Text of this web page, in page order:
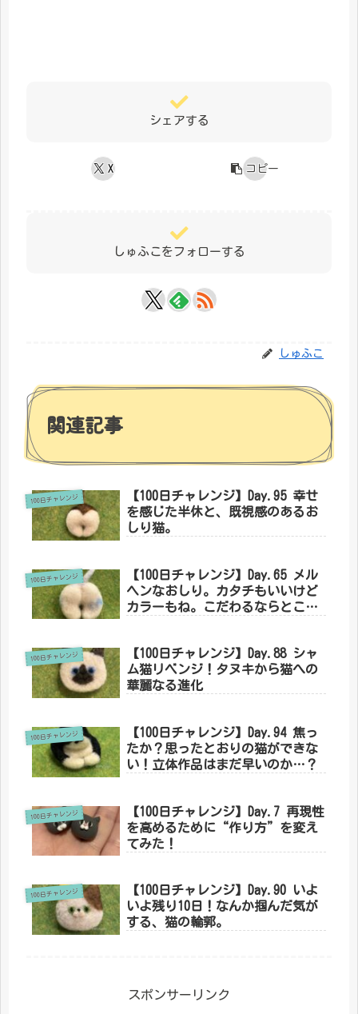
シェアする
X コピー
しゅふこをフォローする
しゅふこ
関連記事
100日チャレンジ
【100日チャレンジ】Day.95 幸せ
を感じた半休と、既視感のあるお
しり猫。
100日チャレンジ
【100日チャレンジ】Day.65 メル
ヘンなおしり。カタチもいいけど
カラーもね。こだわるならとこと
100日チャレンジ
【100日チャレンジ】Day.88 シャ
ム猫リベンジ！タヌキから猫への
華麗なる進化
100日チャレンジ
【100日チャレンジ】Day.94 焦っ
たか？思ったとおりの猫ができな
い！立体作品はまだ早いのか…？
100日チャレンジ
【100日チャレンジ】Day.7 再現性
を高めるために“作り方”を変え
てみた！
100日チャレンジ
【100日チャレンジ】Day.90 いよ
いよ残り10日！なんか掴んだ気が
する、猫の輪郭。
スポンサーリンク